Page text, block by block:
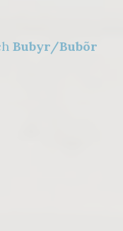
Bubyr/Bubõr